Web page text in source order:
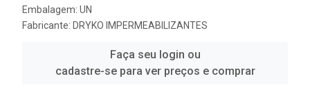
Embalagem: UN
Fabricante: DRYKO IMPERMEABILIZANTES
Faça seu login ou
cadastre-se para ver preços e comprar